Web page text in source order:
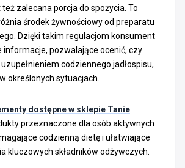
zalecana porcja do spożycia. To
środek żywnościowy od preparatu
Dzięki takim regulacjom konsument
informacje, pozwalające ocenić, czy
codziennego jadłospisu,
określonych sytuacjach.
dostępne w sklepie Tanie
przeznaczone dla osób aktywnych
codzienną dietę i ułatwiające
kluczowych składników odżywczych.